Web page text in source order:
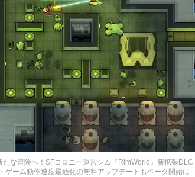
たな冒険へ！SFコロニー運営シム『RimWorld』新拡張
ゲーム動作速度最適化の無料アップデートもベータ開始に